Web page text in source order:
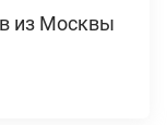
из Москвы